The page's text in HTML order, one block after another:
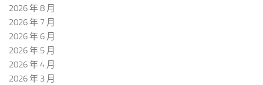
2026 年 8 月
2026 年 7 月
2026 年 6 月
2026 年 5 月
2026 年 4 月
2026 年 3 月